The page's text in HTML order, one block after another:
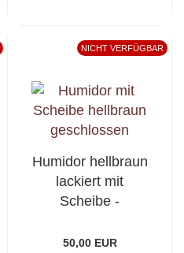
NICHT VERFÜGBAR
Humidor hellbraun
lackiert mit
Scheibe -
50,00 EUR